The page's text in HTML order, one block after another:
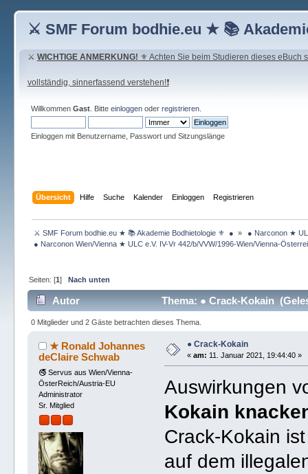
⚔ SMF Forum bodhie.eu ★ 📚
⚔ WICHTIGE ANMERKUNG! ⚜ Achten Sie beim Studieren dieses eBuch
vollständig, sinnerfassend verstehen!❗
Willkommen Gast. Bitte einloggenoder registrieren.
Einloggen mit Benutzername, Passwort und Sitzungslänge
Übersicht Hilfe Suche Kalender Einloggen Registrieren
⚔ SMF Forum bodhie.eu ★ 📚 Akademie Bodhietologie ⚜  ● »
● Narconon ★
● Narconon Wien/Vienna ★ ULC e.V. IV-Vr 442/b/VVW/1996-Wien/Vienna-
Seiten: [1] Nach unten
Autor Thema: ● Crack-Kokain
0 Mitglieder und 2 Gäste betrachten dieses Thema.
★ Ronald Johannes
deClaire Schwab
🚭 Servus aus Wien/Vienna-
ÖsterReich/Austria-EU
Administrator
Sr. Mitglied
● Crack-Kokain
« am: 11. Januar 2021, 19:44:40 »
Auswirkungen
Kokain
Crack-Kokain
auf dem